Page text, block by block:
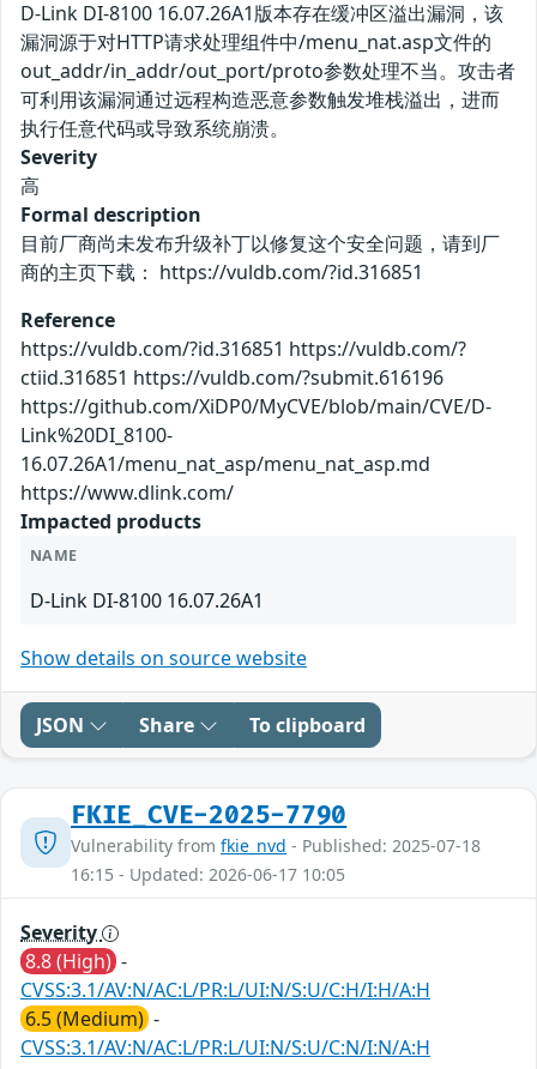
D-Link DI-8100 16.07.26A1版本存在缓冲区溢出漏洞，该
漏洞源于对HTTP请求处理组件中/menu_nat.asp文件的
out_addr/in_addr/out_port/proto参数处理不当。攻击者
可利用该漏洞通过远程构造恶意参数触发堆栈溢出，进而
执行任意代码或导致系统崩溃。
Severity
高
Formal description
目前厂商尚未发布升级补丁以修复这个安全问题，请到厂
商的主页下载： https://vuldb.com/?id.316851
Reference
https://vuldb.com/?id.316851 https://vuldb.com/?
ctiid.316851 https://vuldb.com/?submit.616196
https://github.com/XiDP0/MyCVE/blob/main/CVE/D-
Link%20DI_8100-
16.07.26A1/menu_nat_asp/menu_nat_asp.md
https://www.dlink.com/
Impacted products
NAME
D-Link DI-8100 16.07.26A1
Show details on source website
JSON Share To clipboard
FKIE_CVE-2025-7790
Vulnerability from fkie_nvd - Published: 2025-07-18
16:15 - Updated: 2026-06-17 10:05
Severity
8.8 (High) -
CVSS:3.1/AV:N/AC:L/PR:L/UI:N/S:U/C:H/I:H/A:H
6.5 (Medium) -
CVSS:3.1/AV:N/AC:L/PR:L/UI:N/S:U/C:N/I:N/A:H